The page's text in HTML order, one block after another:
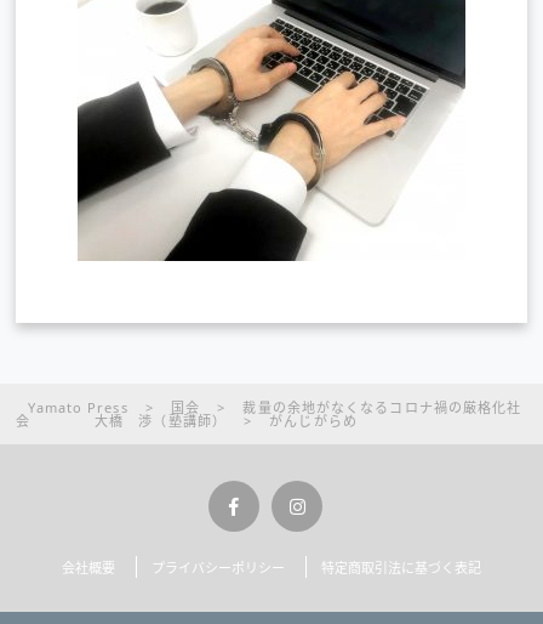
Yamato Press > 国会 > 裁量の余地がなくなるコロナ禍の厳格化社
会 大橋 渉（塾講師） > がんじがらめ
会社概要 プライバシーポリシー 特定商取引法に基づく表記